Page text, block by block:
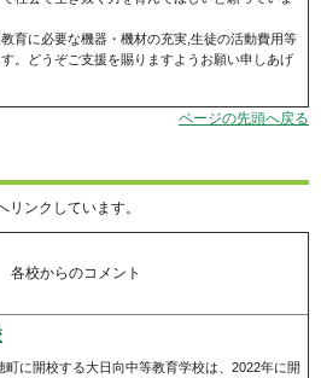
育に必要な機器・機材の充実,生徒の活動費用等
。どうぞご支援を賜りますようお願い申しあげ
ページの先頭へ戻る
ンクしています。
各校からのコメント
町に開校する大日向中等教育学校は、2022年に開